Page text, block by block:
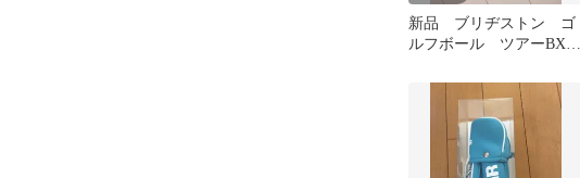
新品 ブリヂストン ゴ
ルフボール ツアーBX 1